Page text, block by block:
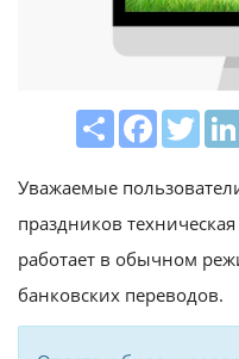
ShareFacebook
Уважаемые
праздников
работает в обычном
банковских переводов.